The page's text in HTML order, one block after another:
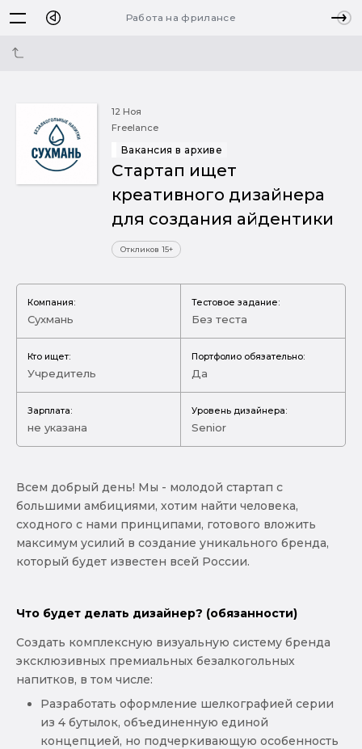
Работа на фрилансе
12 Ноя
Freelance
Вакансия в архиве
Стартап ищет
креативного дизайнера
для создания айдентики
Откликов 15+
Компания:
Сухмань
Тестовое задание:
Без теста
Кто ищет:
Учредитель
Портфолио обязательно:
Да
Зарплата:
не указана
Уровень дизайнера:
Senior
Всем добрый день! Мы - молодой стартап с
большими амбициями, хотим найти человека,
сходного с нами принципами, готового вложить
максимум усилий в создание уникального бренда,
который будет известен всей России.
Что будет делать дизайнер? (обязанности)
Создать комплексную визуальную систему бренда
эксклюзивных премиальных безалкогольных
напитков, в том числе:
Разработать оформление шелкографией серии
из 4 бутылок, объединенную единой
концепцией, но подчеркивающую особенность